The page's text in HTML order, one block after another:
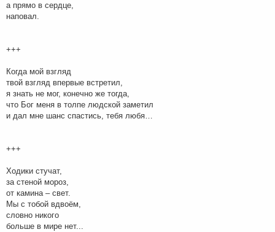
а прямо в сердце,
наповал.
+++
Когда мой взгляд
твой взгляд впервые встретил,
я знать не мог, конечно же тогда,
что Бог меня в толпе людской заметил
и дал мне шанс спастись, тебя любя…
+++
Ходики стучат,
за стеной мороз,
от камина – свет.
Мы с тобой вдвоём,
словно никого
больше в мире нет...